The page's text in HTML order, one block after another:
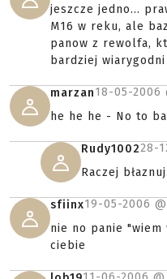
jeszcze jedno...
M16 w reku, ale
panow z rewolfa,
bardziej
marzan18-05-2006
he he he - No to
Rudy100228-
Raczej
sfiinx19-05-2006 @
nie no panie
ciebie